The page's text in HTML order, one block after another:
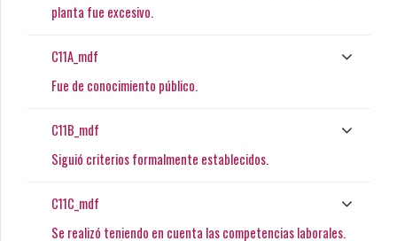
planta fue excesivo.
C11A_mdf
Fue de conocimiento público.
C11B_mdf
Siguió criterios formalmente establecidos.
C11C_mdf
Se realizó teniendo en cuenta las competencias laborales.